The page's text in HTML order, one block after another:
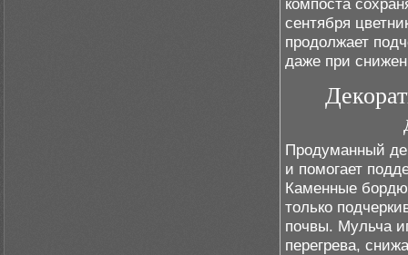
компоста
сентября
продолжает
даже при
Продуманный
и помогает
Каменные
только
почвы. Мульча
перегрева,